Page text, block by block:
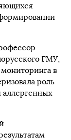
ГМУ,
в
роль
аллергенных